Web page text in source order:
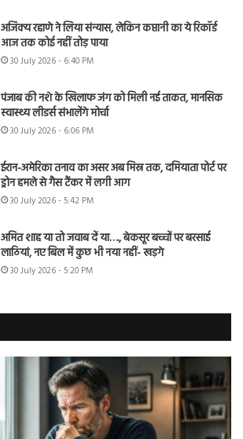
अजिंक्य रहाणे ने लिया संन्यास, लेकिन कप्तानी का ये रिकॉर्ड
आज तक कोई नहीं तोड़ पाया
30 July 2026 - 6:40 PM
पंजाब की नशे के खिलाफ जंग को मिली नई ताकत, मानसिक
स्वास्थ्य लीडर्स संभालेंगे मोर्चा
30 July 2026 - 6:06 PM
ईरान-अमेरिका तनाव का असर अब मिस्र तक, दमियाता पोर्ट पर
ड्रोन हमले से गैस टैंकर में लगी आग
30 July 2026 - 5:42 PM
अमित शाह या तो जवाब दें या…., बेकसूर बच्चों पर बरसाई
लाठियां, नए बिल में कुछ भी नया नहीं- खड़गे
30 July 2026 - 5:20 PM